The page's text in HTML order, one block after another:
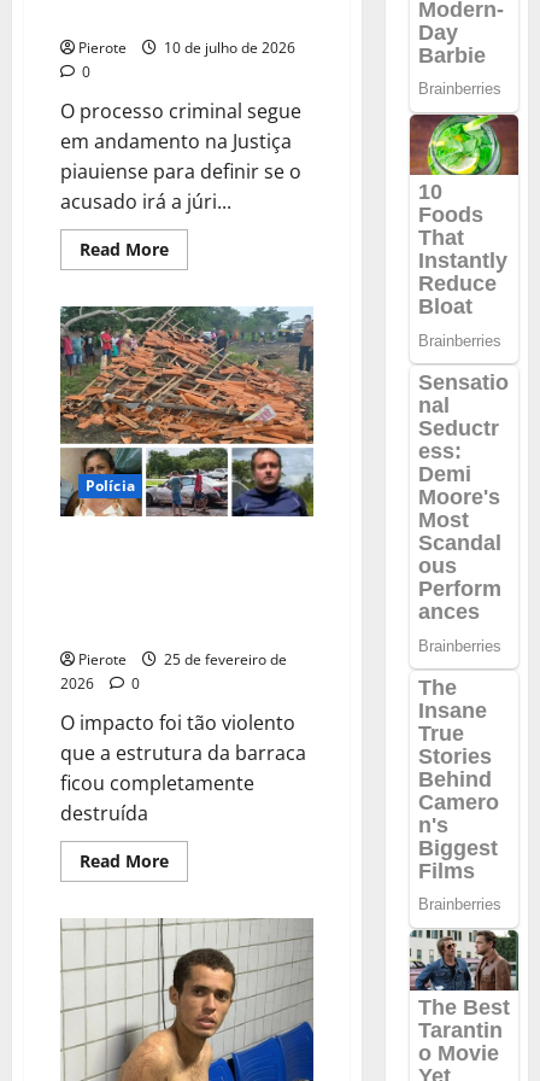
Pierote
10 de julho de 2026
0
O processo criminal segue
em andamento na Justiça
piauiense para definir se o
acusado irá a júri...
Read MoreRead
more
Homem
que
matou
mulher
por
conta
de
R$
30
em
hamburgueria
tem
prisão
Polícia
Pierote
25 de fevereiro de
2026
0
O impacto foi tão violento
que a estrutura da barraca
ficou completamente
destruída
Read MoreRead
more
da
vida?
Fiança
de
R$
8
mil
garante
liberdade